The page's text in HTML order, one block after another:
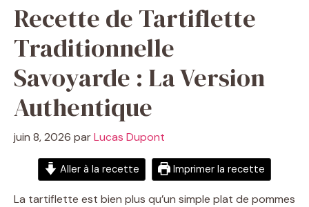
Recette de Tartiflette
Traditionnelle
Savoyarde : La Version
Authentique
juin 8, 2026 parLucas Dupont
Aller à la recette Imprimer la recette
La tartiflette est bien plus qu’un simple plat de pommes